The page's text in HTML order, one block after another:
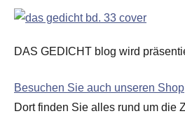
DAS GEDICHT blog wird
Besuchen Sie auch unseren Shop
Dort finden Sie alles rund um die